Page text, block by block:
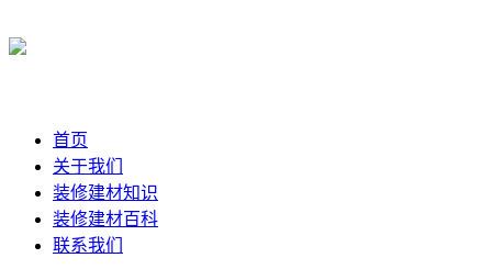
首页
关于我们
装修建材知识
装修建材百科
联系我们